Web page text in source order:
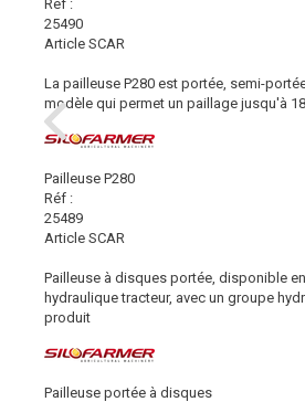
Réf :
25490
Article SCAR
La pailleuse P280 est portée, semi-
modèle qui permet un paillage jusqu'à 18
Pailleuse P280
Réf :
25489
Article SCAR
Pailleuse à disques portée, disponible
hydraulique tracteur, avec un groupe
produit
Pailleuse portée à disques